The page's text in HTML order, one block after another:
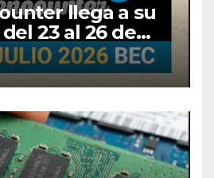
llega a su
23 al 26 de